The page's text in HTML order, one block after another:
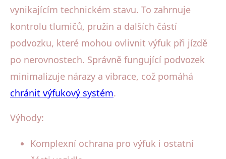
vynikajícím technickém stavu. To zahrnuje
kontrolu tlumičů, pružin a dalších částí
podvozku, které mohou ovlivnit výfuk při jízdě
po nerovnostech. Správně fungující podvozek
minimalizuje nárazy a vibrace, což pomáhá
chránit výfukový systém.
Výhody:
Komplexní ochrana pro výfuk i ostatní